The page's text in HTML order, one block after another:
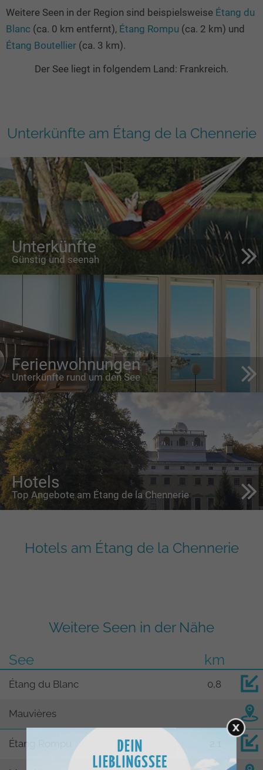
Weitere Seen in der Region sind beispielsweise Étang du
Blanc (ca. 0 km entfernt), Étang Rompu (ca. 2 km) und
Étang Boutellier (ca. 3 km).
Der See liegt in folgendem Land: Frankreich.
Unterkünfte am Étang de la Chennerie
Unterkünfte
Günstig und seenah
Ferienwohnungen
Unterkünfte rund um den See
Hotels
Top Angebote am Étang de la Chennerie
Hotels am Étang de la Chennerie
Weitere Seen in der Nähe
See
km
Étang du Blanc 0,8
Mauvières
Étang Rompu